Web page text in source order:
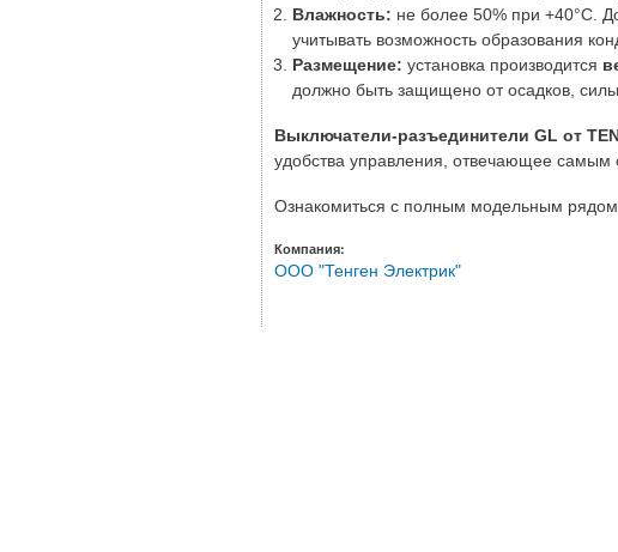
Влажность: не более 50% при +40°C.
учитывать возможность образования
Размещение: установка производится
должно быть защищено от осадков,
Выключатели-разъединители GL от
удобства управления, отвечающее
Ознакомиться с полным модельным
Компания:
ООО "Тенген Электрик"